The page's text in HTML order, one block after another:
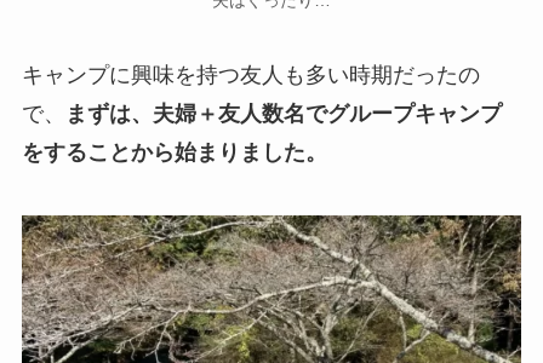
キャンプに興味を持つ友人も多い時期だったの
で、
まずは、夫婦＋友人数名でグループキャンプ
をすることから始まりました。